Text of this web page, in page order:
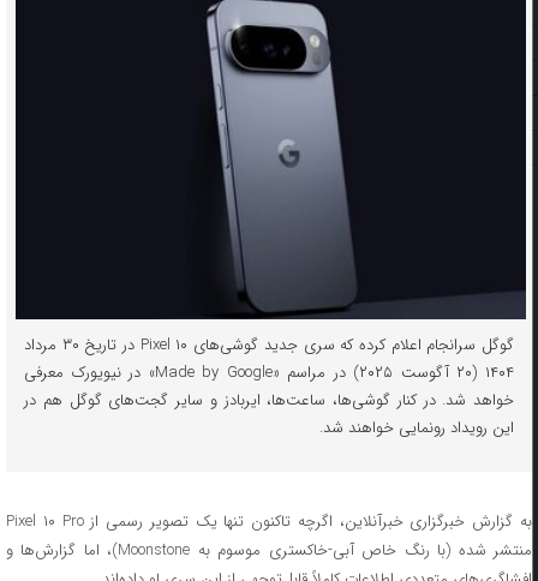
گوگل سرانجام اعلام کرده که سری جدید گوشی‌های Pixel ۱۰ در تاریخ ۳۰ مرداد
۱۴۰۴ (۲۰ آگوست ۲۰۲۵) در مراسم «Made by Google» در نیویورک معرفی
خواهد شد. در کنار گوشی‌ها، ساعت‌ها، ایربادز و سایر گجت‌های گوگل هم در
این رویداد رونمایی خواهند شد.
به گزارش خبرگزاری خبرآنلاین، اگرچه تاکنون تنها یک تصویر رسمی از Pixel ۱۰ Pro
منتشر شده (با رنگ خاص آبی-خاکستری موسوم به Moonstone)، اما گزارش‌ها و